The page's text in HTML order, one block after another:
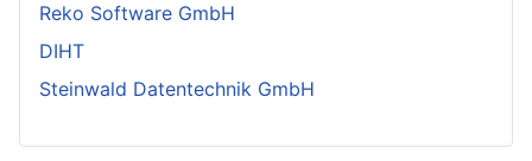
Reko Software GmbH
DIHT
Steinwald Datentechnik GmbH